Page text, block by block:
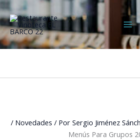
al
contenido
/ Novedades / PorSergio Jiménez
Menús Para Grupos